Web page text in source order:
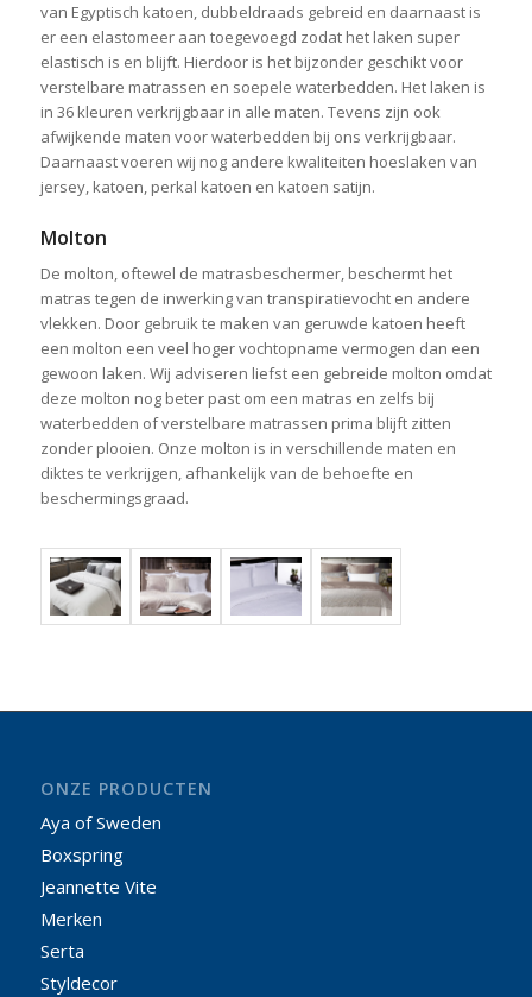
van Egyptisch katoen, dubbeldraads gebreid en daarnaast is
er een elastomeer aan toegevoegd zodat het laken super
elastisch is en blijft. Hierdoor is het bijzonder geschikt voor
verstelbare matrassen en soepele waterbedden. Het laken is
in 36 kleuren verkrijgbaar in alle maten. Tevens zijn ook
afwijkende maten voor waterbedden bij ons verkrijgbaar.
Daarnaast voeren wij nog andere kwaliteiten hoeslaken van
jersey, katoen, perkal katoen en katoen satijn.
Molton
De molton, oftewel de matrasbeschermer, beschermt het
matras tegen de inwerking van transpiratievocht en andere
vlekken. Door gebruik te maken van geruwde katoen heeft
een molton een veel hoger vochtopname vermogen dan een
gewoon laken. Wij adviseren liefst een gebreide molton omdat
deze molton nog beter past om een matras en zelfs bij
waterbedden of verstelbare matrassen prima blijft zitten
zonder plooien. Onze molton is in verschillende maten en
diktes te verkrijgen, afhankelijk van de behoefte en
beschermingsgraad.
ONZE PRODUCTEN
Aya of Sweden
Boxspring
Jeannette Vite
Merken
Serta
Styldecor